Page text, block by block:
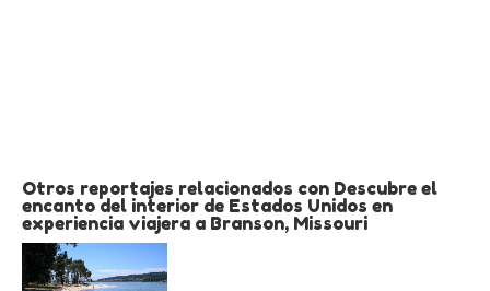
Otros reportajes relacionados con Descubre el
encanto del interior de Estados Unidos en
experiencia viajera a Branson, Missouri